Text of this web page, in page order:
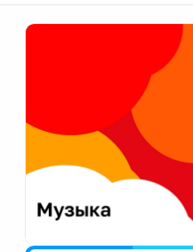
Апатиты
Екатеринбург
Калининград
Калуга